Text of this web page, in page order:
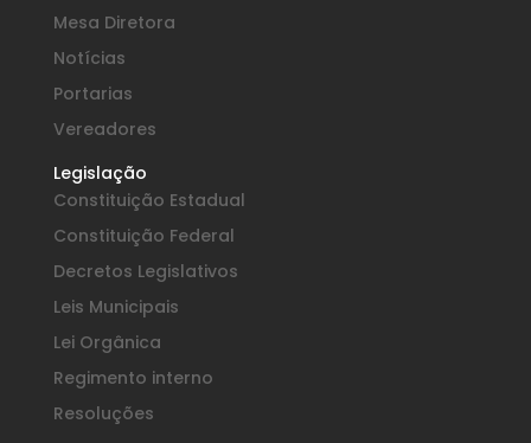
Mesa Diretora
Notícias
Portarias
Vereadores
Legislação
Constituição Estadual
Constituição Federal
Decretos Legislativos
Leis Municipais
Lei Orgânica
Regimento interno
Resoluções